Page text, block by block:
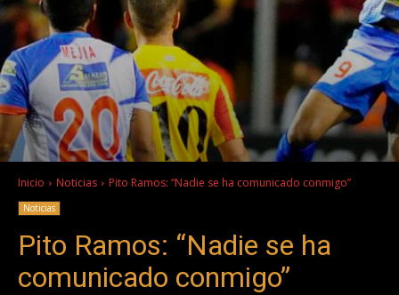
Inicio Noticias Pito Ramos: “Nadie se ha comunicado conmigo”
Noticias
Pito Ramos: “Nadie se ha
comunicado conmigo”